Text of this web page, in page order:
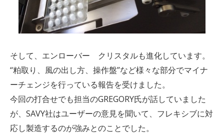
そして、エンローバー クリスタルも進化しています。
“粕取り、風の出し方、操作盤”など様々な部分でマイナ
ーチェンジを行っている報告を受けました。
今回の打合せでも担当のGREGORY氏が話していました
が、SAVY社はユーザーの意見を聞いて、フレキシブに対
応し製造するのが強みとのことでした。